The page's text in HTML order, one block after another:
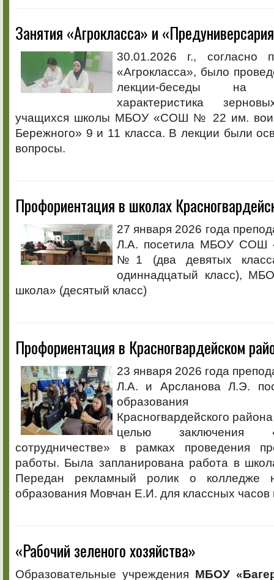
Занятия «Агрокласса» и
30.01.2026 г., согласно
«Агрокласса», было
лекции-беседы
характеристика
учащихся школы МБОУ «СОШ № 22 им.
Бережного» 9 и 11 класса. В лекции были
вопросы.
Профориентация в школах
27 января 2026 года
Л.А. посетила МБОУ СОШ
№1 (два девятых
одиннадцатый класс),
школа» (десятый класс)
Профориентация в Красногвардейском
23 января 2026 года
Л.А. и Арсланова Л.Э.
образования
Красногвардейского
целью заключения
сотрудничестве» в рамках проведения
работы. Была запланирована работа в
Передан рекламный ролик о колледже
образования Мовчан Е.И. для классных часов
«Рабочий зеленого хозяйства»
Образовательные учреждения МБОУ